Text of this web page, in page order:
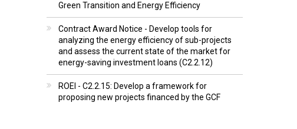
Green Transition and Energy Efficiency
Contract Award Notice - Develop tools for
analyzing the energy efficiency of sub-projects
and assess the current state of the market for
energy-saving investment loans (C2.2.12)
ROEI - C2.2.15: Develop a framework for
proposing new projects financed by the GCF